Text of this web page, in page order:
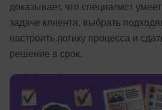
доказывает, что специалист
задаче клиента, выбрать
настроить логику процесса и
решение в срок.
Soft Skills
ДПО
Детям
Акции и промокоды
Рейтинг онлайн-школ